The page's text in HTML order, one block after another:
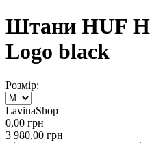
Штани HUF
Logo black
Розмір:
LavinaShop
0,00 грн
3 980,00 грн